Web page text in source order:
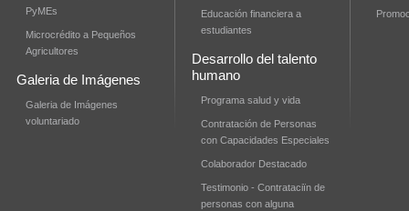
PyMEs
Microcrédito a Pequeños
Agricultores
Galeria de Imágenes
Galeria de Imágenes
voluntariado
Educación financiera a
estudiantes
Desarrollo del talento
humano
Programa salud y vida
Contratación de Personas
con Capacidades Especiales
Colaborador Destacado
Testimonio - Contrataciïn de
personas con alguna